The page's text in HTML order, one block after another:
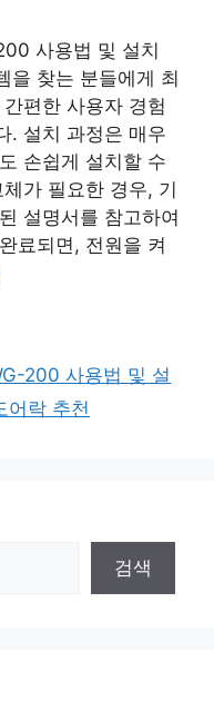
사용법 및 설치
을 찾는 분들에게 최
편한 사용자 경험
. 설치 과정은 매우
손쉽게 설치할 수
가 필요한 경우, 기
설명서를 참고하여
료되면, 전원을 켜
200 사용법 및 설
어락 추천
검색